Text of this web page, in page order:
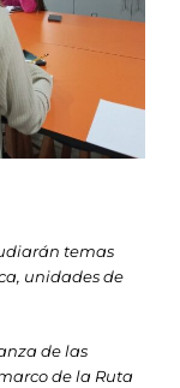
temas
unidades de
de las
de la Ruta